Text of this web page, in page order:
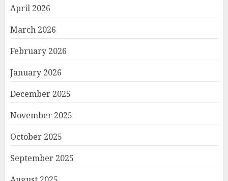
April 2026
March 2026
February 2026
January 2026
December 2025
November 2025
October 2025
September 2025